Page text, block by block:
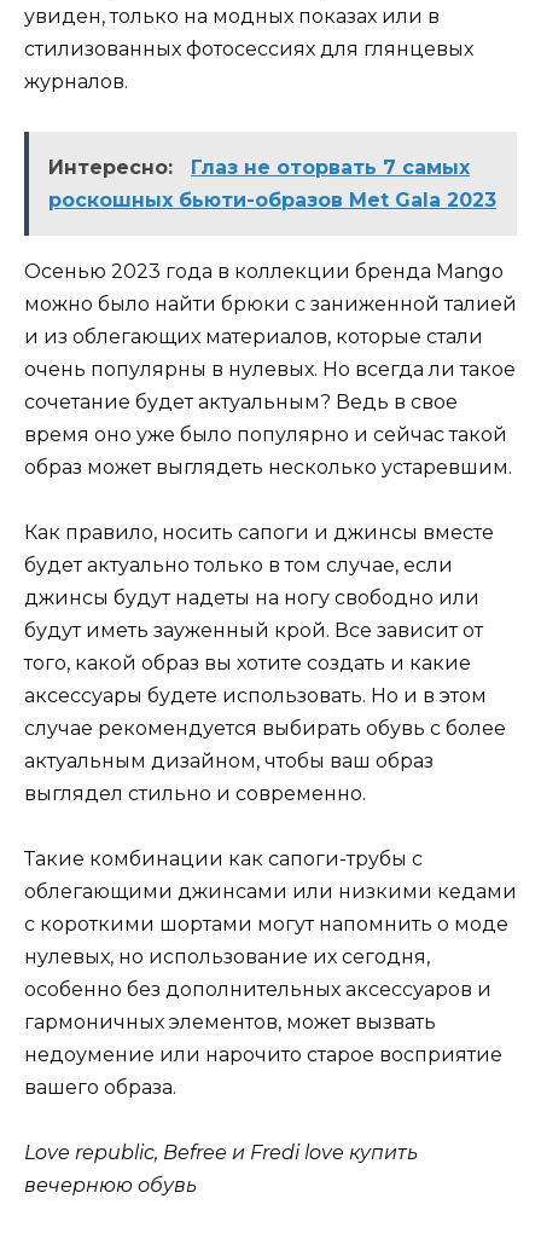
увиден, только на модных показах или в
стилизованных фотосессиях для глянцевых
журналов.
Интересно:
Глаз не оторвать 7 самых
роскошных бьюти-образов Met Gala 2023
Осенью 2023 года в коллекции бренда Mango
можно было найти брюки с заниженной талией
и из облегающих материалов, которые стали
очень популярны в нулевых. Но всегда ли такое
сочетание будет актуальным? Ведь в свое
время оно уже было популярно и сейчас такой
образ может выглядеть несколько устаревшим.
Как правило, носить сапоги и джинсы вместе
будет актуально только в том случае, если
джинсы будут надеты на ногу свободно или
будут иметь зауженный крой. Все зависит от
того, какой образ вы хотите создать и какие
аксессуары будете использовать. Но и в этом
случае рекомендуется выбирать обувь с более
актуальным дизайном, чтобы ваш образ
выглядел стильно и современно.
Такие комбинации как сапоги-трубы с
облегающими джинсами или низкими кедами
с короткими шортами могут напомнить о моде
нулевых, но использование их сегодня,
особенно без дополнительных аксессуаров и
гармоничных элементов, может вызвать
недоумение или нарочито старое восприятие
вашего образа.
Love republic, Befree и Fredi love купить
вечернюю обувь